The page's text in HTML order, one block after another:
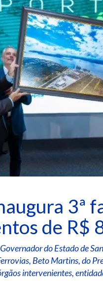
3ª
de R$
do Estado de
Beto Martins, do
intervenientes,